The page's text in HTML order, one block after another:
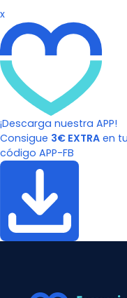
x
¡Descarga nuestra APP!
Consigue 3€ EXTRA en
código APP-FB